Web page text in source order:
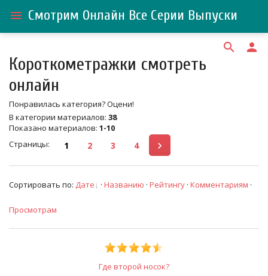
menu Смотрим Онлайн Все Серии Выпуски
search person
Короткометражки смотреть
онлайн
Понравилась категория? Оцени!
В категории материалов: 38
Показано материалов: 1-10
Страницы: 1 2 3 4
Сортировать по: Дате · Названию · Рейтингу · Комментариям ·
Просмотрам
Где второй носок?